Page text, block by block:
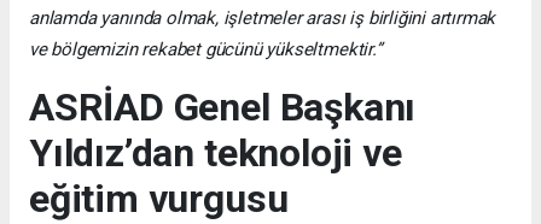
anlamda yanında olmak, işletmeler arası iş birliğini artırmak
ve bölgemizin rekabet gücünü yükseltmektir.”
ASRİAD Genel Başkanı
Yıldız’dan teknoloji ve
eğitim vurgusu